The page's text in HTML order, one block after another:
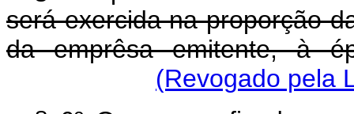
será exercida na proporção
da emprêsa emitente, à
(Revogado pela